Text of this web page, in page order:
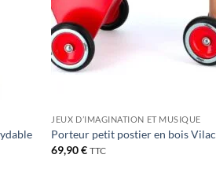
JEUX D’IMAGINATION ET MUSIQUE
Porteur petit postier en bois Vilac
69,90€ TTC